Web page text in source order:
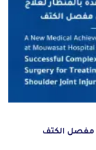
مفصل الكتف